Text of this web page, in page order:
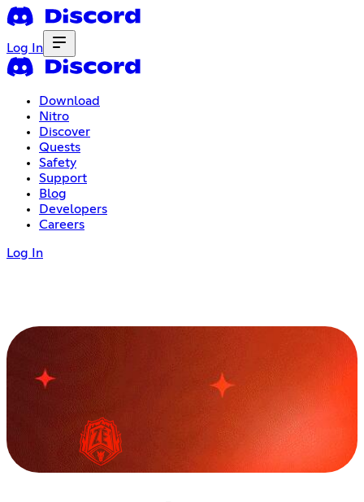
Log In
Download
Nitro
Discover
Quests
Safety
Support
Blog
Developers
Careers
Log In